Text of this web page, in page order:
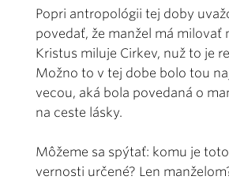
Popri antropológii tej doby
povedať, že manžel má milovať
Kristus miluje Cirkev, nuž to je
Možno to v tej dobe bolo tou
vecou, aká bola povedaná o
na ceste lásky.
Môžeme sa spýtať: komu je
vernosti určené? Len